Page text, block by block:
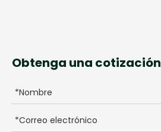
Obtenga una cotización